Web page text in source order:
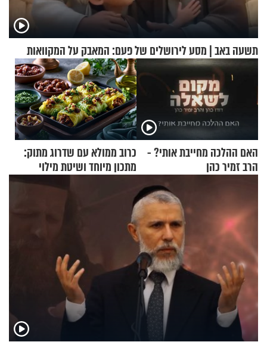
תשעה באב | מסע לירושלים של פעם: המאבק על המקוואות
האם ההלכה מחייבת אותי? -
הרב זמיר כהן
כרוב ממולא עם שדרוג מתוק:
מתכון מיוחד ושיטת מילוי